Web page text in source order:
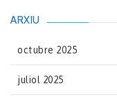
ARXIU
octubre 2025
juliol 2025